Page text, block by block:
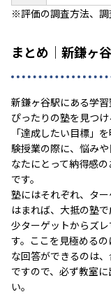
※評価の調査方法、調
まとめ｜新鎌ヶ
新鎌ヶ谷駅にある学習
ぴったりの塾を見つ
「達成したい目標」
験授業の際に、悩み
なたにとって納得感
です。
塾にはそれぞれ、タ
はまれば、大抵の塾
少ターゲットからズ
す。ここを見極める
な回答ができるのは、
ですので、必ず教室
い。